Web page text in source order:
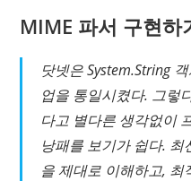
MIME 파서 구현하
닷넷은 System.String
업을 통일시켰다. 그렇
다고 별다른 생각없이
낭패를 보기가 쉽다.
을 제대로 이해하고,